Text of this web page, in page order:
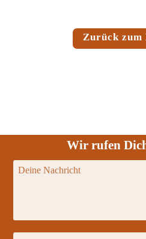
Zurück zum
Wir rufen